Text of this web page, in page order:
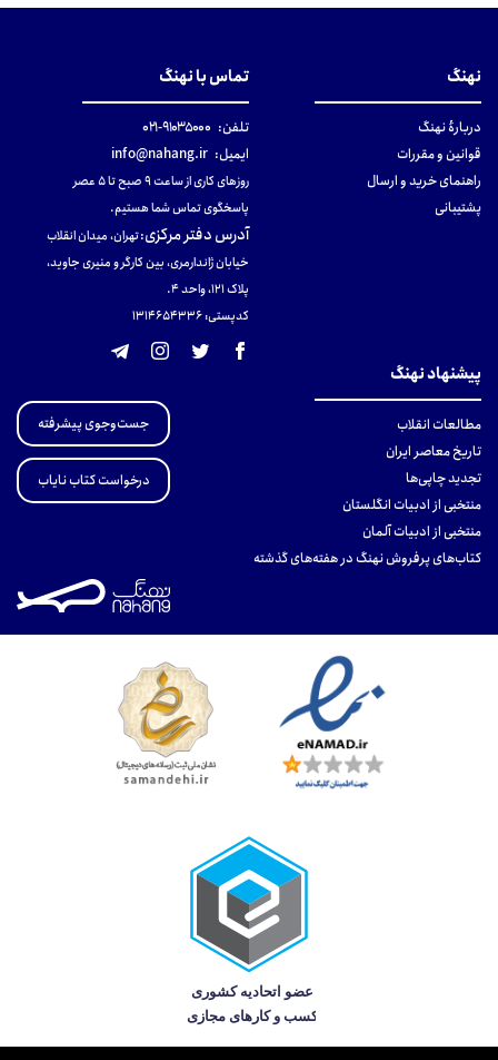
نهنگ
دربارهٔ نهنگ
قوانین و مقررات
راهنمای خرید و ارسال
پشتیبانی
تماس با نهنگ
تلفن: ۹۱۰۳۵۰۰۰-۰۲۱
ایمیل: info@nahang.ir
روزهای کاری از ساعت ۹ صبح تا ۵ عصر
پاسخگوی تماس شما هستیم.
آدرس دفتر مرکزی:تهران، میدان انقلاب
خیابان ژاندارمری، بین کارگر و منیری جاوید،
پلاک 121، واحد ۴.
کدپستی: 131465433۶
پیشنهاد نهنگ
مطالعات انقلاب
تاریخ معاصر ایران
تجدید چاپی‌ها
منتخبی از ادبیات انگلستان
منتخبی از ادبیات آلمان
کتاب‌های پرفروش نهنگ در هفته‌های گذشته
جست‌وجوی پیشرفته
درخواست کتاب نایاب